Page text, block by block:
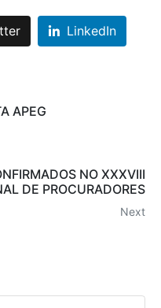
LinkedIn
APEG
NO XXXVIII
DE PROCURADORES
Next